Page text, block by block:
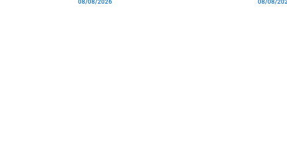
08/08/2026 08/08/